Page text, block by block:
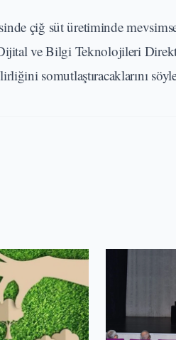
çiğ süt üretiminde
ve Bilgi Teknolojileri
somutlaştıracaklarını